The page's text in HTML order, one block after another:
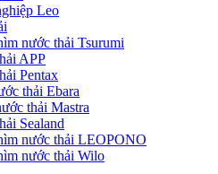
Leo
nước thải Tsurumi
APP
Pentax
thải Ebara
thải Mastra
Sealand
nước thải LEOPONO
nước thải Wilo